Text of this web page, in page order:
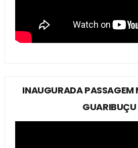
INAUGURADA PASSAGEM
GUARIBUÇU